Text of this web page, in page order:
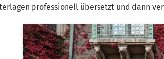
pro­fes­sio­nell über­setzt und dann